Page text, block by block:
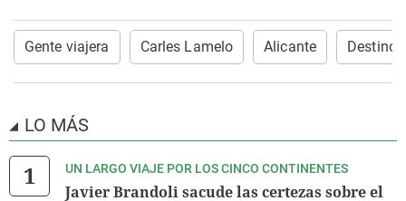
Gente viajera Carles Lamelo Alicante Destinos
LO MÁS
UN LARGO VIAJE POR LOS CINCO CONTINENTES
Javier Brandoli sacude las certezas sobre el